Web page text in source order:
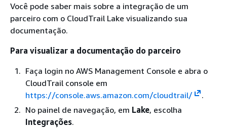
Você pode saber mais sobre a integração de um
parceiro com o CloudTrail Lake visualizando sua
documentação.
Para visualizar a documentação do parceiro
Faça login no AWS Management Console e abra o
CloudTrail console em
https://console.aws.amazon.com/cloudtrail/
.
No painel de navegação, em Lake, escolha
Integrações.